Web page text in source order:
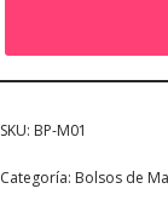
SKU: BP-M01
Categoría: Bolsos de